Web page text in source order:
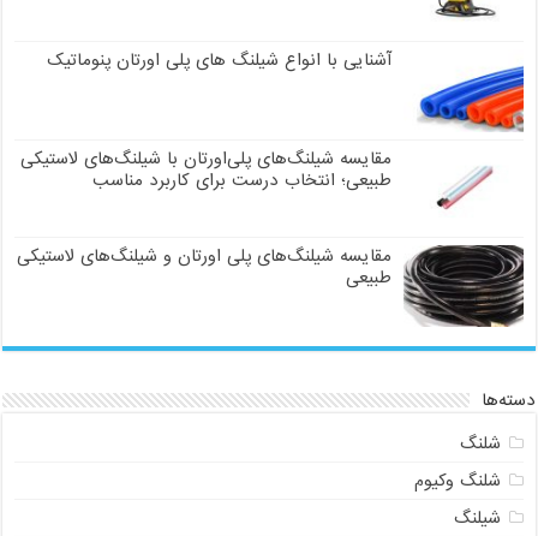
آشنایی با انواع شیلنگ های پلی اورتان پنوماتیک
مقایسه شیلنگ‌های پلی‌اورتان با شیلنگ‌های لاستیکی
طبیعی؛ انتخاب درست برای کاربرد مناسب
مقایسه شیلنگ‌های پلی اورتان و شیلنگ‌های لاستیکی
طبیعی
دسته‌ها
شلنگ
شلنگ وکیوم
شیلنگ